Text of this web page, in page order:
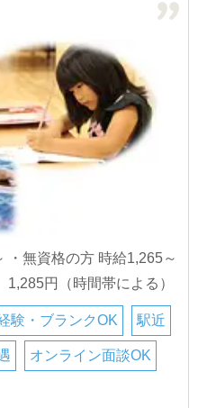
・無資格の方 時給1,265～
1,285円（時間帯による）
験・ブランクOK 駅近
オンライン面談OK